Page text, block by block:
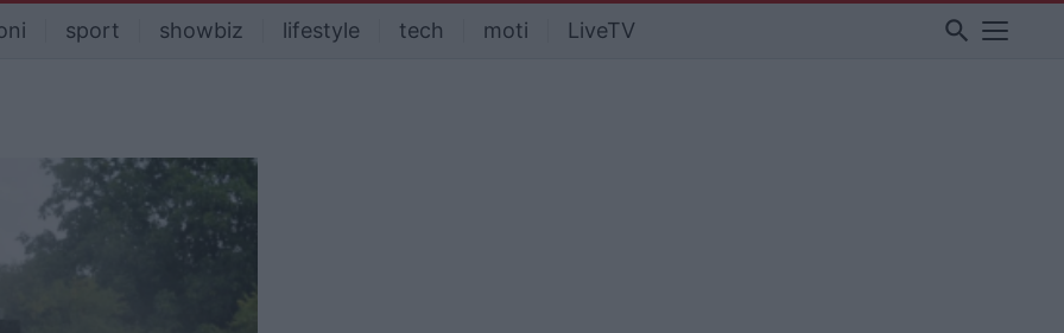
sport showbiz lifestyle tech moti LiveTV search